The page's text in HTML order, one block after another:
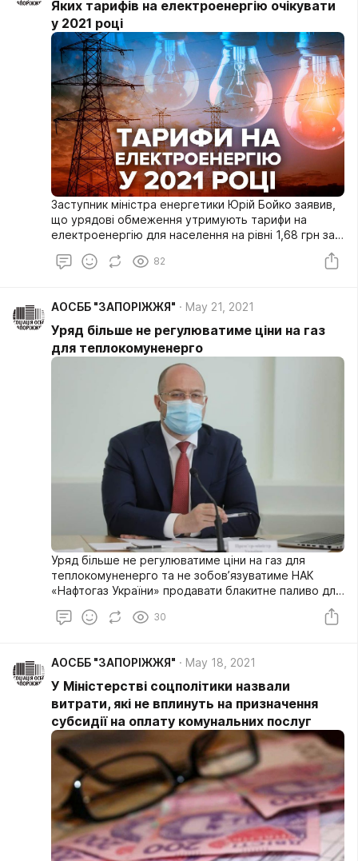
Яких тарифів на електроенергію очікувати
у 2021 році
Заступник міністра енергетики Юрій Бойко заявив,
що урядові обмеження утримують тарифи на
електроенергію для населення на рівні 1,68 грн за
кВт/год попри те, що ринкова ціна на продукт у два
рази вища.
82
АОСББ "ЗАПОРІЖЖЯ" May 21, 2021
Уряд більше не регулюватиме ціни на газ
для теплокомуненерго
Уряд більше не регулюватиме ціни на газ для
теплокомуненерго та не зобов’язуватиме НАК
«Нафтогаз України» продавати блакитне паливо для
них за фіксованою ціною. Про це зазначив Прем’єр-
міністр Денис Шмигаль під час засідання Кабінету
30
АОСББ "ЗАПОРІЖЖЯ" May 18, 2021
У Міністерстві соцполітики назвали
витрати, які не вплинуть на призначення
субсидії на оплату комунальних послуг